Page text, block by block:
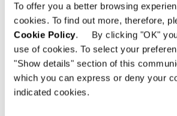
To offer you a better browsing
cookies. To find out more, therefore,
Cookie Policy. By clicking "OK" you
use of cookies. To select your
"Show details" section of this
which you can express or deny your
indicated cookies.
doublé de toile de coton
qui en augmente la souplesse.
Coussins